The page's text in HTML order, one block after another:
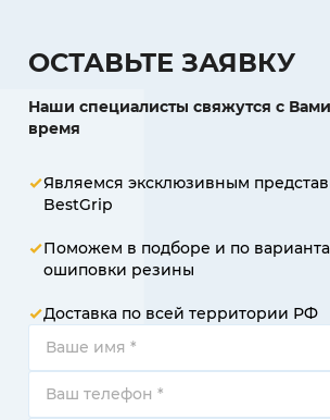
ОСТАВЬТЕ ЗАЯВКУ
Наши специалисты свяжутся с
время
Являемся эксклюзивным
BestGrip
Поможем в подборе и по
ошиповки резины
Доставка по всей территории РФ